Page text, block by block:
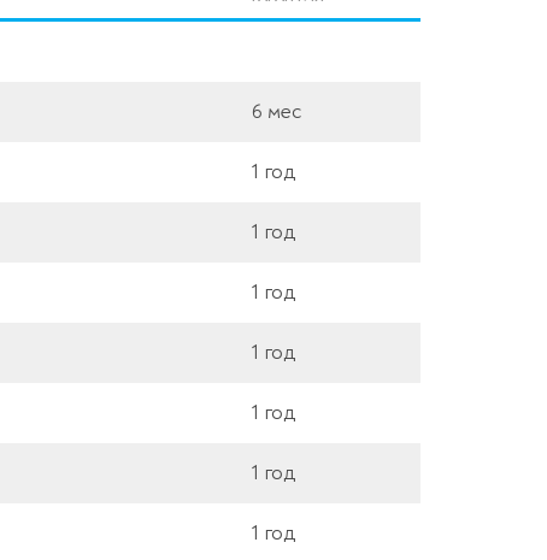
6 мес
1 год
1 год
1 год
1 год
1 год
1 год
1 год